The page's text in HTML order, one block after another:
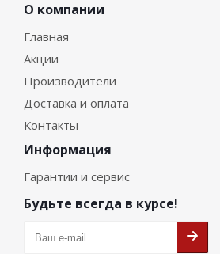
О компании
Главная
Акции
Производители
Доставка и оплата
Контакты
Информация
Гарантии и сервис
Будьте всегда в курсе!